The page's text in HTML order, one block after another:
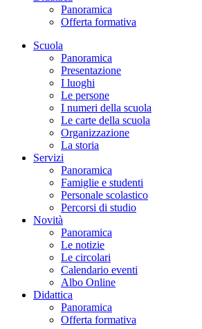
Panoramica
Offerta formativa
Scuola
Panoramica
Presentazione
I luoghi
Le persone
I numeri della scuola
Le carte della scuola
Organizzazione
La storia
Servizi
Panoramica
Famiglie e studenti
Personale scolastico
Percorsi di studio
Novità
Panoramica
Le notizie
Le circolari
Calendario eventi
Albo Online
Didattica
Panoramica
Offerta formativa